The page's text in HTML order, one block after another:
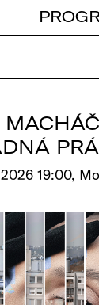
2026 19:00,